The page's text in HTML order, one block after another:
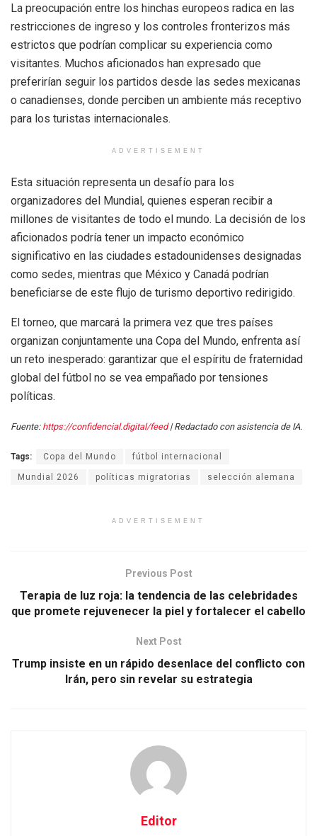
La preocupación entre los hinchas europeos radica en las
restricciones de ingreso y los controles fronterizos más
estrictos que podrían complicar su experiencia como
visitantes. Muchos aficionados han expresado que
preferirían seguir los partidos desde las sedes mexicanas
o canadienses, donde perciben un ambiente más receptivo
para los turistas internacionales.
ADVERTISEMENT
Esta situación representa un desafío para los
organizadores del Mundial, quienes esperan recibir a
millones de visitantes de todo el mundo. La decisión de los
aficionados podría tener un impacto económico
significativo en las ciudades estadounidenses designadas
como sedes, mientras que México y Canadá podrían
beneficiarse de este flujo de turismo deportivo redirigido.
El torneo, que marcará la primera vez que tres países
organizan conjuntamente una Copa del Mundo, enfrenta así
un reto inesperado: garantizar que el espíritu de fraternidad
global del fútbol no se vea empañado por tensiones
políticas.
Fuente: https://confidencial.digital/feed| Redactado con asistencia de IA.
Tags: Copa del Mundo fútbol internacional
Mundial 2026 políticas migratorias selección alemana
ADVERTISEMENT
Previous Post
Terapia de luz roja: la tendencia de las celebridades
que promete rejuvenecer la piel y fortalecer el cabello
Next Post
Trump insiste en un rápido desenlace del conflicto con
Irán, pero sin revelar su estrategia
Editor